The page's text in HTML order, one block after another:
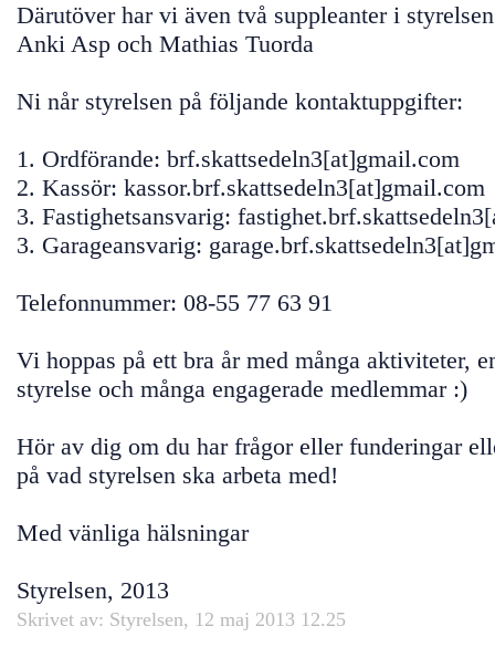
Därutöver har vi även två suppleanter i
Anki Asp och Mathias Tuorda
Ni når styrelsen på följande kontaktuppgifter:
1. Ordförande: brf.skattsedeln3[at]gmail.com
2. Kassör: kassor.brf.skattsedeln3[at]gmail.com
3. Fastighetsansvarig:
3. Garageansvarig:
Telefonnummer: 08-55 77 63 91
Vi hoppas på ett bra år med många aktiviteter,
styrelse och många engagerade medlemmar :)
Hör av dig om du har frågor eller funderingar
på vad styrelsen ska arbeta med!
Med vänliga hälsningar
Styrelsen, 2013
Skrivet av: Styrelsen, 12 maj 2013 12.25